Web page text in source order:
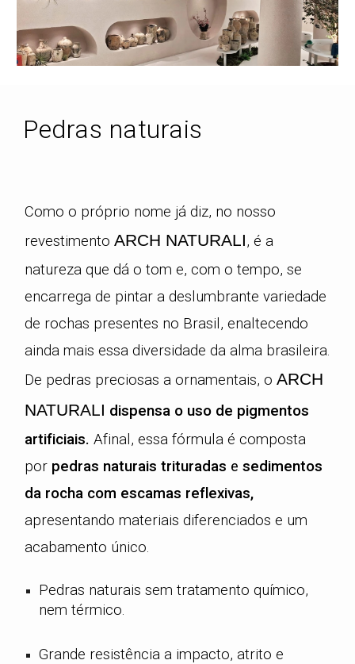
Pedras naturais
Como o próprio nome já diz, no nosso
revestimento ARCH NATURALI, é a
natureza que dá o tom e, com o tempo, se
encarrega de pintar a deslumbrante variedade
de rochas presentes no Brasil, enaltecendo
ainda mais essa diversidade da alma brasileira.
De pedras preciosas a ornamentais, o ARCH
NATURALI dispensa o uso de pigmentos
artificiais. Afinal, essa fórmula é composta
por pedras naturais trituradas e sedimentos
da rocha com escamas reflexivas,
apresentando materiais diferenciados e um
acabamento único.
Pedras naturais sem tratamento químico,
nem térmico.
Grande resistência a impacto, atrito e